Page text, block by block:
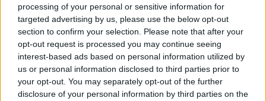
processing of your personal or sensitive information for
targeted advertising by us, please use the below opt-out
section to confirm your selection. Please note that after your
opt-out request is processed you may continue seeing
interest-based ads based on personal information utilized by
us or personal information disclosed to third parties prior to
your opt-out. You may separately opt-out of the further
disclosure of your personal information by third parties on the